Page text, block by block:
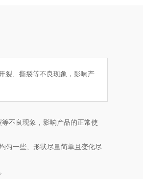
裂、撕裂等不良现象，影响产
不良现象，影响产品的正常使
匀一些、形状尽量简单且变化尽